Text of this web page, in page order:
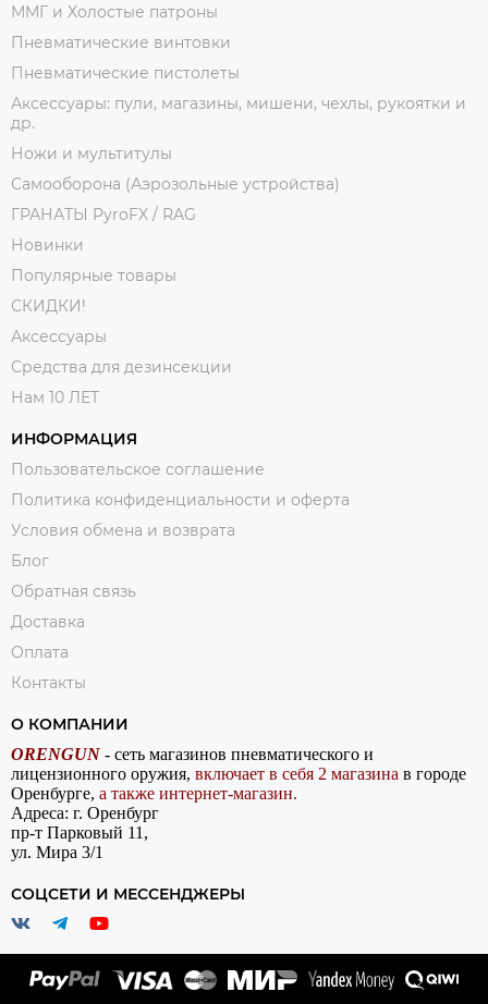
ММГ и Холостые патроны
Пневматические винтовки
Пневматические пистолеты
Аксессуары: пули, магазины, мишени, чехлы, рукоятки и
др.
Ножи и мультитулы
Самооборона (Аэрозольные устройства)
ГРАНАТЫ PyroFX / RAG
Новинки
Популярные товары
СКИДКИ!
Аксессуары
Средства для дезинсекции
Нам 10 ЛЕТ
ИНФОРМАЦИЯ
Пользовательское соглашение
Политика конфиденциальности и оферта
Условия обмена и возврата
Блог
Обратная связь
Доставка
Оплата
Контакты
О КОМПАНИИ
ORENGUN - сеть магазинов пневматического и
лицензионного оружия, включает в себя 2 магазина в городе
Оренбурге, а также интернет-магазин.
Адреса: г. Оренбург
пр-т Парковый 11,
ул. Мира 3/1
СОЦСЕТИ И МЕССЕНДЖЕРЫ